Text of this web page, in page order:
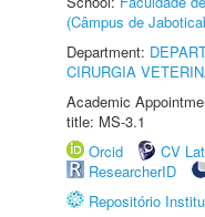
(Câmpus de
Department:
CIRURGIA
Academic
title: MS-3.1
Orcid
CV
ResearcherID
Repositório